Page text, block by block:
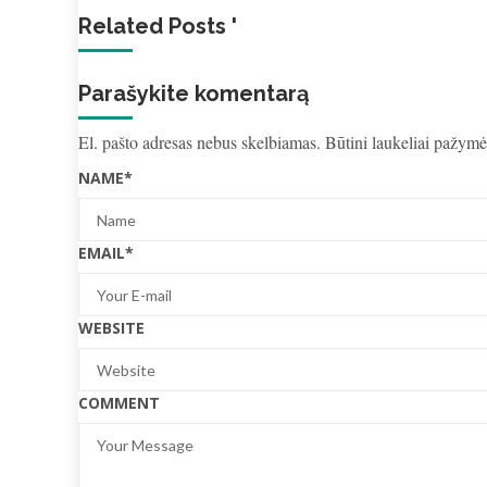
Related Posts '
Parašykite komentarą
El. pašto adresas nebus skelbiamas. Būtini laukeliai
NAME*
EMAIL*
WEBSITE
COMMENT